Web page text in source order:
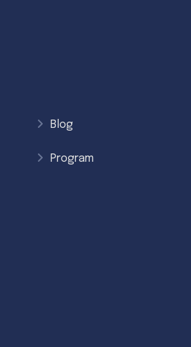
Blog
Program